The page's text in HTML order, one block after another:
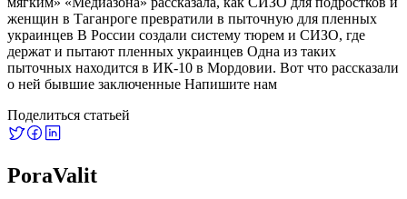
женщин в Таганроге превратили в пыточную для пленных
украинцев В России создали систему тюрем и СИЗО, где
держат и пытают пленных украинцев Одна из таких
пыточных находится в ИК-10 в Мордовии. Вот что рассказали
о ней бывшие заключенные Напишите нам
Поделиться статьей
PoraValit